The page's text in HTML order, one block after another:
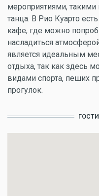
мероприятиями,
танца. В Рио Куарто
кафе, где можно
насладиться
является идеальным
отдыха, так как здесь
видами спорта, пеших
прогулок.